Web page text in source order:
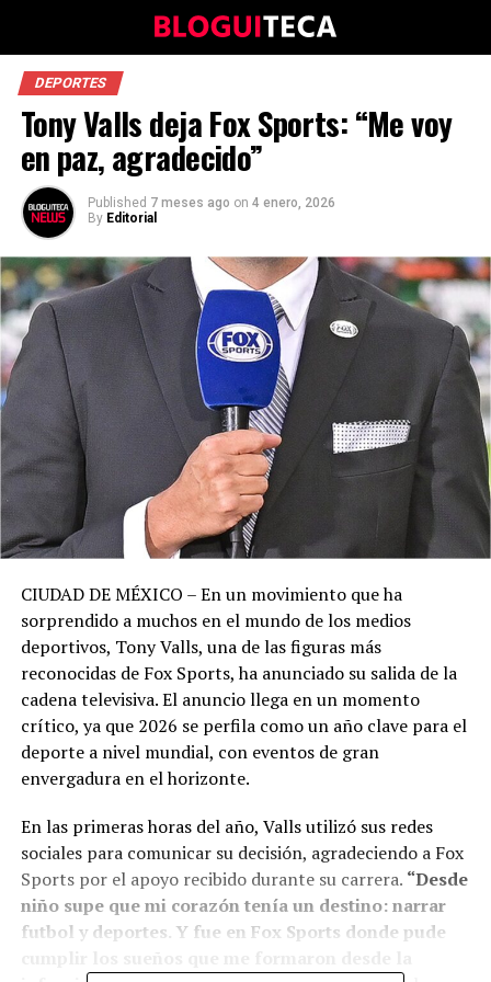
DEPORTES
Tony Valls deja Fox Sports: “Me voy
en paz, agradecido”
Published 7 meses ago on 4 enero, 2026
By Editorial
CIUDAD DE MÉXICO – En un movimiento que ha
sorprendido a muchos en el mundo de los medios
deportivos, Tony Valls, una de las figuras más
reconocidas de Fox Sports, ha anunciado su salida de la
cadena televisiva. El anuncio llega en un momento
crítico, ya que 2026 se perfila como un año clave para el
deporte a nivel mundial, con eventos de gran
envergadura en el horizonte.
En las primeras horas del año, Valls utilizó sus redes
sociales para comunicar su decisión, agradeciendo a Fox
Sports por el apoyo recibido durante su carrera. “Desde
niño supe que mi corazón tenía un destino: narrar
futbol y deportes. Y fue en Fox Sports donde pude